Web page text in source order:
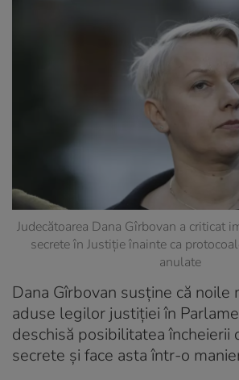
Judecătoarea Dana Gîrbovan a criticat
secrete în Justiție înainte ca
anulate
Dana Gîrbovan susţine că noile
aduse legilor justiţiei în
deschisă posibilitatea încheierii
secrete şi face asta într-o